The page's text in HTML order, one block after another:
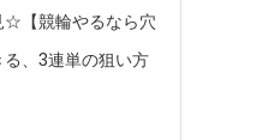
☆【競輪やるなら穴
、3連単の狙い方